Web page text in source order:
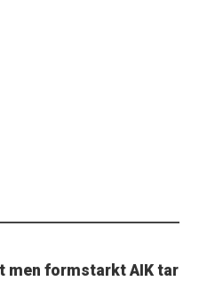
men formstarkt AIK tar